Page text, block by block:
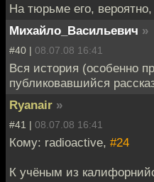
На тюрьме его,
Михайло_Васильевич »
#40 | 08.07.08 16:41
Вся история (особенно
публиковавшийся
Ryanair »
#41 | 08.07.08 16:41
Кому: radioactive, #24
К учёным из